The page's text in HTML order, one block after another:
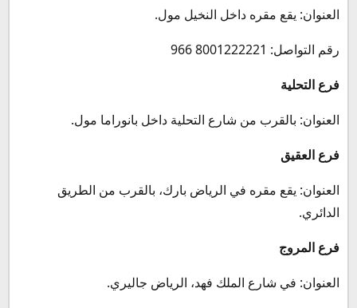
العنوان: يقع مقره داخل النخيل مول.
رقم التواصل: 8001222221 966
فرع التحلية
العنوان: بالقرب من شارع التحلية داخل بانوراما مول.
فرع العقيق
العنوان: يقع مقره في الرياض بارك، بالقرب من الطريق
الدائري.
فرع المروج
العنوان: في شارع الملك فهد، الرياض جاليري.